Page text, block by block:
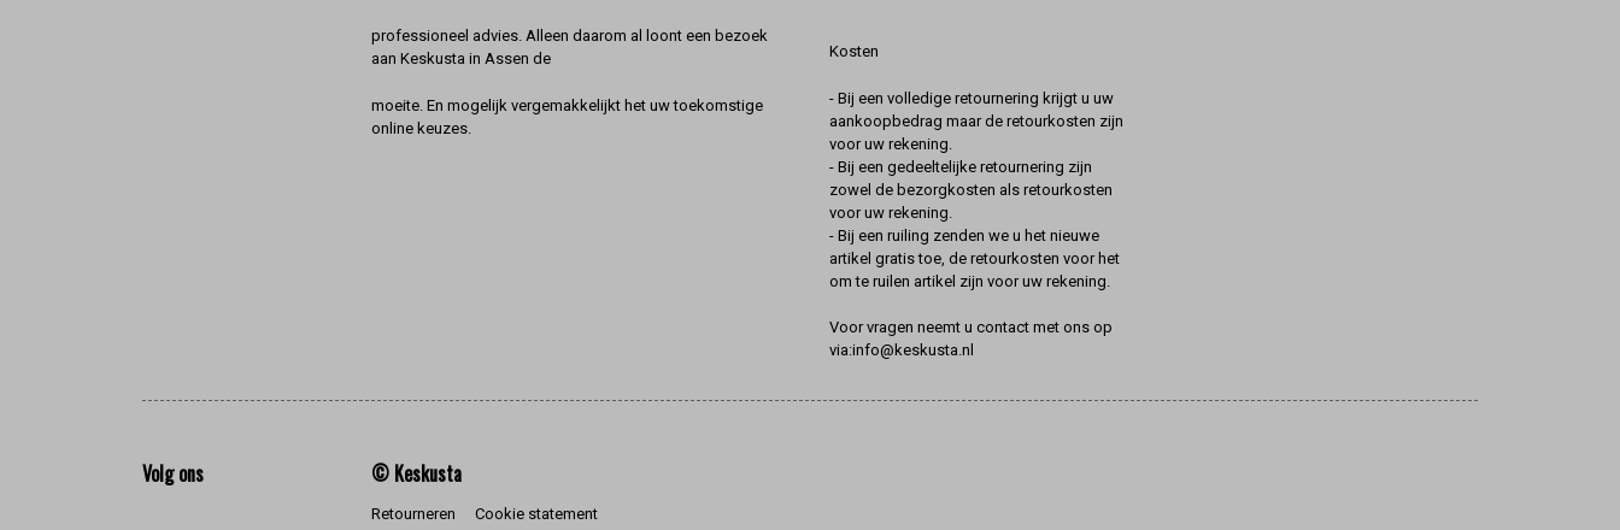
professioneel advies. Alleen daarom al loont een bezoek
aan Keskusta in Assen de
moeite. En mogelijk vergemakkelijkt het uw toekomstige
online keuzes.
Kosten
- Bij een volledige retournering krijgt u uw
aankoopbedrag maar de retourkosten zijn
voor uw rekening.
- Bij een gedeeltelijke retournering zijn
zowel de bezorgkosten als retourkosten
voor uw rekening.
- Bij een ruiling zenden we u het nieuwe
artikel gratis toe, de retourkosten voor het
om te ruilen artikel zijn voor uw rekening.
Voor vragen neemt u contact met ons op
via:info@keskusta.nl
Volg ons © Keskusta
Retourneren Cookie statement